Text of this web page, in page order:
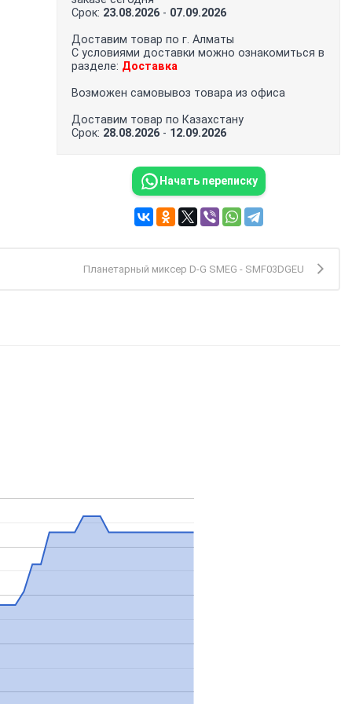
Срок: 23.08.2026 - 07.09.2026
Доставим товар по г. Алматы
С условиями доставки можно ознакомиться в
разделе: Доставка
Возможен самовывоз товара из офиса
Доставим товар по Казахстану
Срок: 28.08.2026 - 12.09.2026
Начать переписку
Планетарный миксер D-G SMEG - SMF03DGEU